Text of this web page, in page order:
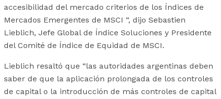
accesibilidad del mercado criterios de los Índices de
Mercados Emergentes de MSCI “, dijo Sebastien
Lieblich, Jefe Global de Índice Soluciones y Presidente
del Comité de Índice de Equidad de MSCI.
Lieblich resaltó que “las autoridades argentinas deben
saber de que la aplicación prolongada de los controles
de capital o la introducción de más controles de capital